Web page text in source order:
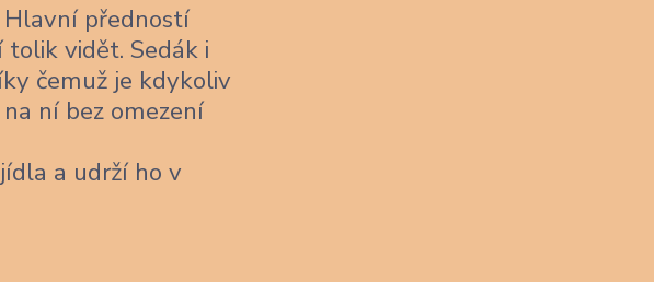
předností
vidět. Sedák i
čemuž je kdykoliv
ní bez omezení
a udrží ho v